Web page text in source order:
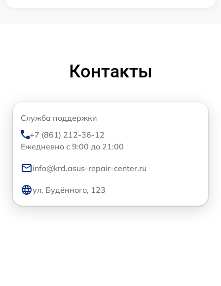
Контакты
Служба поддержки
+7 (861) 212-36-12
Ежедневно с 9:00 до 21:00
info@krd.asus-repair-center.ru
ул. Будённого, 123